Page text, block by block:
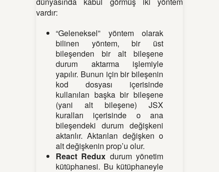
vardır:
“Geleneksel” yöntem olarak
bilinen yöntem, bir üst
bileşenden bir alt bileşene
durum aktarma işlemiyle
yapılır. Bunun için bir bileşenin
kod dosyası içerisinde
kullanılan başka bir bileşene
(yani alt bileşene) JSX
kuralları içerisinde o ana
bileşendeki durum değişkeni
aktarılır. Aktarılan değişken o
alt değişkenin prop’u olur.
React Redux durum yönetim
kütüphanesi. Bu kütüphaneyle